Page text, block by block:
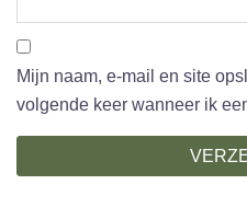
Mijn naam, e-mail en site
volgende keer wanneer ik